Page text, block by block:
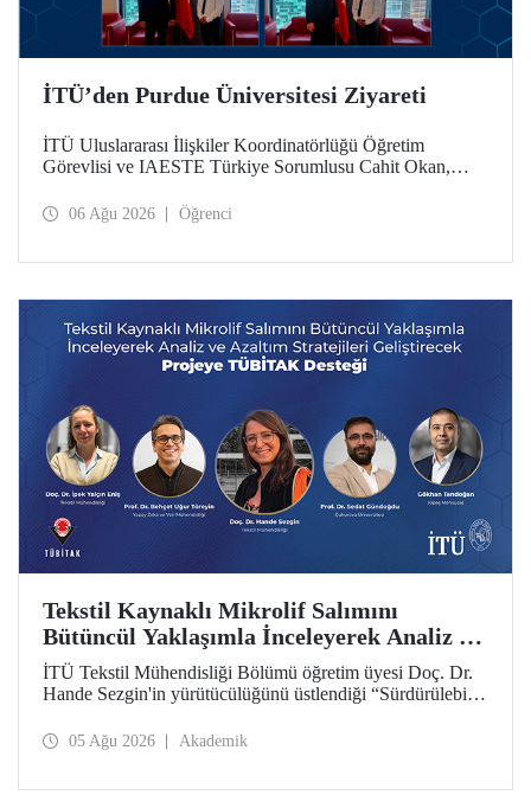
İTÜ’den Purdue Üniversitesi Ziyareti
İTÜ Uluslararası İlişkiler Koordinatörlüğü Öğretim
Görevlisi ve IAESTE Türkiye Sorumlusu Cahit Okan,
Temmuz tarihlerinde ABD’de dünyanın önde gelen
06 Ağu 2026 Öğrenci
Tekstil Kaynaklı Mikrolif Salımını
Bütüncül Yaklaşımla İnceleyerek Analiz ve
Azaltım Stratejileri Geliştirecek Projeye
TÜBİTAK Desteği
İTÜ Tekstil Mühendisliği Bölümü öğretim üyesi Doç. Dr.
Hande Sezgin'in yürütücülüğünü üstlendiği “Sürdürülebilir
Koşullarına Bağlı Mikrolif Salımı: Aşınma, UV Maruziyeti
05 Ağu 2026 Akademik